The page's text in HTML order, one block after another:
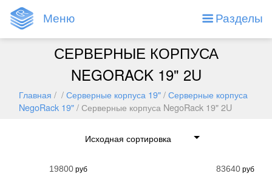
Меню Разделы
СЕРВЕРНЫЕ КОРПУСА
NEGORACK 19" 2U
Главная / /Серверные корпуса 19"/Серверные корпуса
NegoRack 19"/ Серверные корпуса NegoRack 19" 2U
руб руб